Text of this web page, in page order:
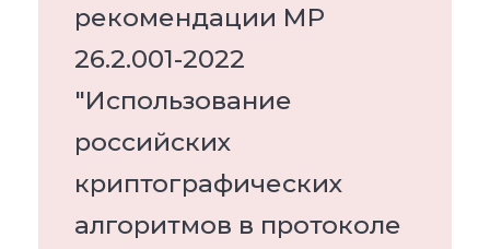
рекомендации МР
26.2.001-2022
"Использование
российских
криптографических
алгоритмов в протоколе